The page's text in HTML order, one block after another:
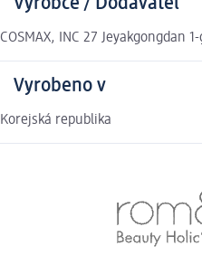
COSMAX, INC 27
Vyrobeno v
Korejská republika